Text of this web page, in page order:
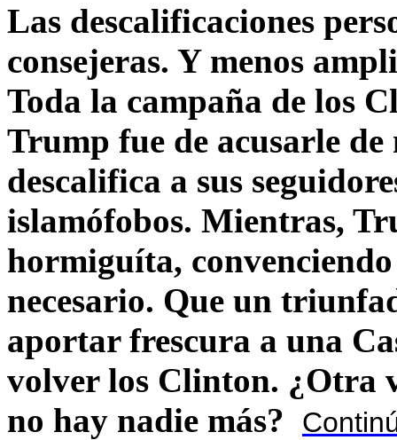
Las descalificaciones
consejeras. Y menos
Toda la campaña de los
Trump fue de acusarle
descalifica a sus
islamófobos. Mientras,
hormiguíta,
necesario. Que un
aportar frescura a una
volver los Clinton. ¿Otra
no hay nadie más?